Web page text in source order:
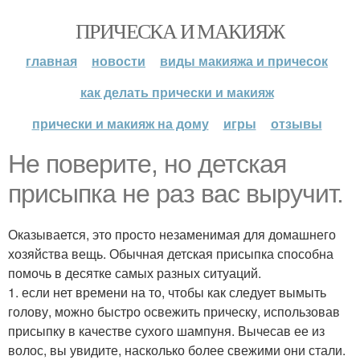
ПРИЧЕСКА И МАКИЯЖ
главная новости
виды макияжа и причесок
как делать прически и макияж
прически и макияж на дому
игры отзывы
Не поверите, но детская
присыпка не раз вас выручит.
Оказывается, это просто незаменимая для домашнего
хозяйства вещь. Обычная детская присыпка способна
помочь в десятке самых разных ситуаций.
1. если нет времени на то, чтобы как следует вымыть
голову, можно быстро освежить прическу, использовав
присыпку в качестве сухого шампуня. Вычесав ее из
волос, вы увидите, насколько более свежими они стали.